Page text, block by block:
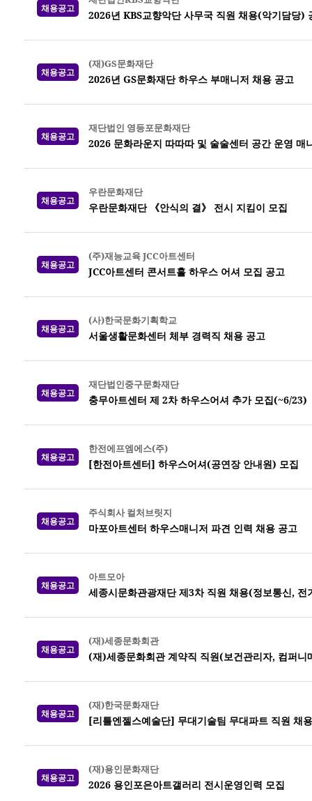
채용공고
2026년 KBS교향악단 사무국 직원 채용(악기담당)
채용공고
(재)GS문화재단
2026년 GS문화재단 하우스 부매니저 채용 공고
채용공고
재단법인 영등포문화재단
2026 문화라운지 따따따 및 술술센터 공간 운영 매
채용공고
우란문화재단
우란문화재단 《안식의 결》 전시 지킴이 모집
채용공고
(주)재능교육 JCC아트센터
JCC아트센터 콘서트홀 하우스 어셔 모집 공고
채용공고
(사)한국문화기획학교
서울생활문화센터 체부 경력직 채용 공고
채용공고
재단법인중구문화재단
충무아트센터 제 2차 하우스어셔 추가 모집(~6/23)
채용공고
한전에프엠에스(주)
[한전아트센터] 하우스어셔(공연장 안내원) 모집
채용공고
주식회사 컬처브릿지
마포아트센터 하우스매니저 파견 인력 채용 공고
채용공고
아트모아
세종시문화관광재단 제3차 직원 채용(정보통신,
채용공고
(재)세종문화회관
(재)세종문화회관 계약직 직원(보건관리자, 컴퍼
채용공고
(재)한국문화재단
[리틀엔젤스예술단] 무대기술팀 무대파트 직원 채용
채용공고
(재)용인문화재단
2026 용인포은아트갤러리 전시운영인력 모집